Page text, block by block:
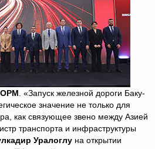
. «Запуск железной дороги Баку-
значение не только для
как связующее звено между Азией
транспорта и инфраструктуры
Уралоглу на открытии